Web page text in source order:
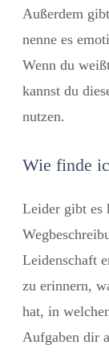
Außerdem
nenne es
Wenn du
kannst du
nutzen.
Wie finde
Leider gibt es
Leidenschaft
zu erinnern,
hat, in
Aufgaben dir